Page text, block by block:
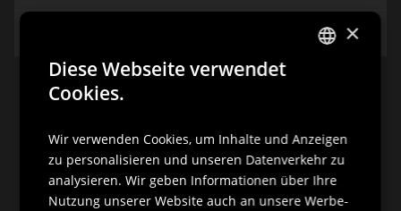
GERMAN
SLOVENIAN
×
Diese Webseite verwendet
Cookies.
Wir verwenden Cookies, um Inhalte und Anzeigen
zu personalisieren und unseren Datenverkehr zu
analysieren. Wir geben Informationen über Ihre
Nutzung unserer Website auch an unsere Werbe-